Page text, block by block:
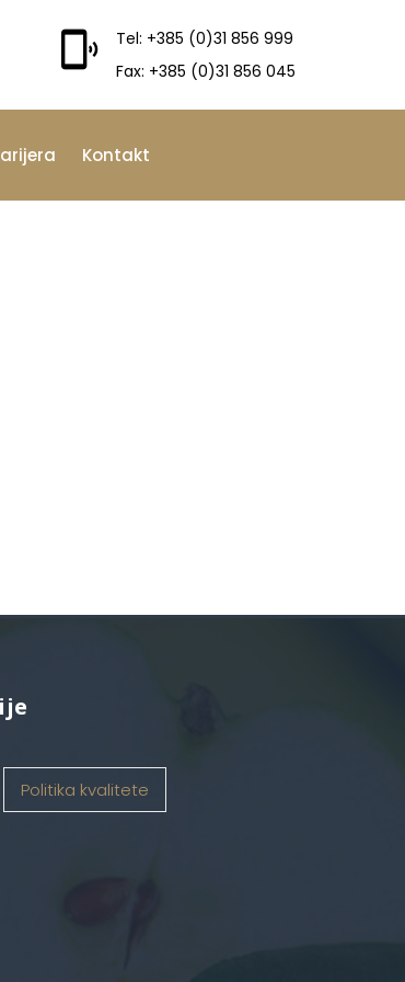
Tel: +385 (0)31 856 999
Fax: +385 (0)31 856 045
Kontakt
Politika kvalitete